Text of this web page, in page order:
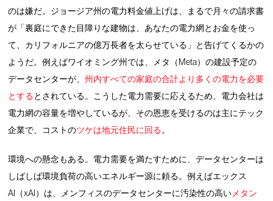
のは嫌だ。ジョージア州の電力料金値上げは、まるで月々の請求書
が「裏庭にできた目障りな建物は、あなたの電力網とお金を使っ
て、カリフォルニアの億万長者を太らせている」と告げてくるかの
ようだ。例えばワイオミング州では、メタ（Meta）の建設予定の
データセンターが、州内すべての家庭の合計より多くの電力を必要
とするとされている。こうした電力需要に応えるため、電力会社は
電力網の容量を増やしているが、その恩恵を受けるのは主にテック
企業で、コストのツケは地元住民に回る。
環境への懸念もある。電力需要を満たすために、データセンターは
しばしば環境負荷の高いエネルギー源に頼る。例えばエックス
AI（xAI）は、メンフィスのデータセンターに汚染性の高い メタン